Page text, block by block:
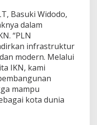
Basuki Widodo,
dalam
“PLN
infrastruktur
modern. Melalui
IKN, kami
mampu
kota dunia